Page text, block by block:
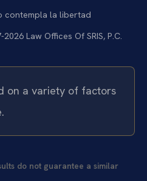
contempla la libertad
Law Offices Of SRIS, P.C.
on a variety of factors
do not guarantee a similar